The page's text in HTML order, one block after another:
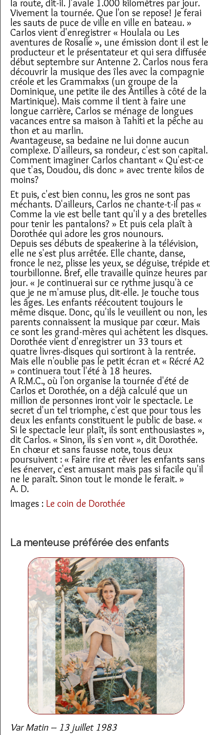
la route, dit-il. J'avale 1.000 kilomètres par jour.
Vivement la tournée. Que l'on se repose! Je ferai
les sauts de puce de ville en ville en bateau. »
Carlos vient d'enregistrer « Houlala ou Les
aventures de Rosalie », une émission dont il est le
producteur et le présentateur et qui sera diffusée
début septembre sur Antenne 2. Carlos nous fera
découvrir la musique des îles avec la compagnie
créole et les Grammakxs (un groupe de la
Dominique, une petite ile des Antilles à côté de la
Martinique). Mais comme il tient à faire une
longue carrière, Carlos se ménage de longues
vacances entre sa maison à Tahiti et la pêche au
thon et au marlin.
Avantageuse, sa bedaine ne lui donne aucun
complexe. D'ailleurs, sa rondeur, c'est son capital.
Comment imaginer Carlos chantant « Qu'est-ce
que t'as, Doudou, dis donc » avec trente kilos de
moins?
Et puis, c'est bien connu, les gros ne sont pas
méchants. D'ailleurs, Carlos ne chante-t-il pas «
Comme la vie est belle tant qu'il y a des bretelles
pour tenir les pantalons? » Et puis cela plaît à
Dorothée qui adore les gros nounours.
Depuis ses débuts de speakerine à la télévision,
elle ne s'est plus arrêtée. Elle chante, danse,
fronce le nez, plisse les yeux, se déguise, trépide et
tourbillonne. Bref, elle travaille quinze heures par
jour. « Je continuerai sur ce rythme jusqu'à ce
que je ne m'amuse plus, dit-elle. Je touche tous
les âges. Les enfants réécoutent toujours le
même disque. Donc, qu'ils le veuillent ou non, les
parents connaissent la musique par cœur. Mais
ce sont les grand-mères qui achètent les disques.
Dorothée vient d'enregistrer un 33 tours et
quatre livres-disques qui sortiront à la rentrée.
Mais elle n'oublie pas le petit écran et « Récré A2
» continuera tout l'été à 18 heures.
A R.M.C., où l'on organise la tournée d'été de
Carlos et Dorothée, on a déjà calculé que un
million de personnes iront voir le spectacle. Le
secret d'un tel triomphe, c'est que pour tous les
deux les enfants constituent le public de base. «
Si le spectacle leur plaît, ils sont enthousiastes »,
dit Carlos. « Sinon, ils s'en vont », dit Dorothée.
En chœur et sans fausse note, tous deux
poursuivent : « Faire rire et rêver les enfants sans
les énerver, c'est amusant mais pas si facile qu'il
ne le paraît. Sinon tout le monde le ferait. »
A. D.
Images : Le coin de Dorothée
La menteuse préférée des enfants
Var Matin – 13 juillet 1983